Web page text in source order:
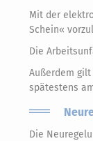
Mit der
Schein«
Die
Außerdem
spätestens
Die